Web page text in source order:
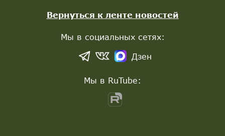
Вернуться к ленте новостей
Мы в социальных сетях:
Дзен
Мы в RuTube: